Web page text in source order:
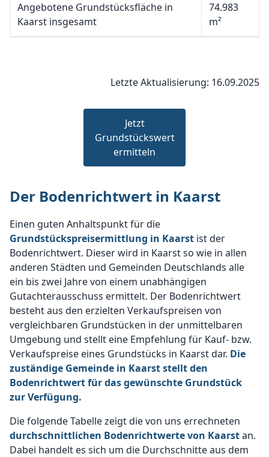
Angebotene Grundstücksfläche in
Kaarst insgesamt
74.983
m²
Letzte Aktualisierung: 16.09.2025
Jetzt
Grundstückswert
ermitteln
Der Bodenrichtwert in Kaarst
Einen guten Anhaltspunkt für die
Grundstückspreisermittlung in Kaarst ist der
Bodenrichtwert. Dieser wird in Kaarst so wie in allen
anderen Städten und Gemeinden Deutschlands alle
ein bis zwei Jahre von einem unabhängigen
Gutachterausschuss ermittelt. Der Bodenrichtwert
besteht aus den erzielten Verkaufspreisen von
vergleichbaren Grundstücken in der unmittelbaren
Umgebung und stellt eine Empfehlung für Kauf- bzw.
Verkaufspreise eines Grundstücks in Kaarst dar. Die
zuständige Gemeinde in Kaarst stellt den
Bodenrichtwert für das gewünschte Grundstück
zur Verfügung.
Die folgende Tabelle zeigt die von uns errechneten
durchschnittlichen Bodenrichtwerte von Kaarstan.
Dabei handelt es sich um die Durchschnitte aus dem